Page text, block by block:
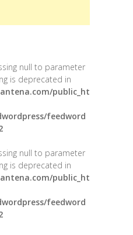
null to parameter
is deprecated in
public_ht
feedword
null to parameter
is deprecated in
public_ht
feedword